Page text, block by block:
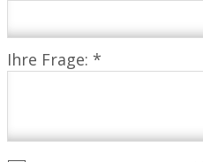
Ihre Frage: *